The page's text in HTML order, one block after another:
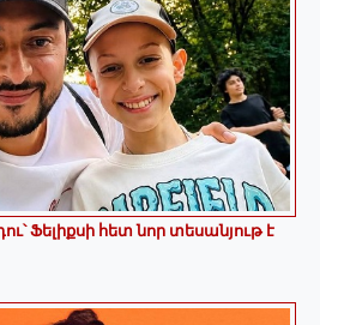
Ֆելիքսի հետ նոր տեսանյութ է